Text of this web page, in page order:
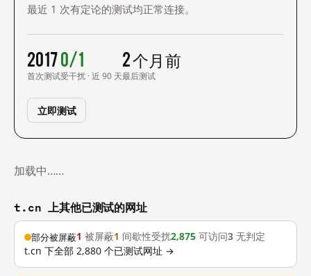
最近 1 次有定论的测试均正常连接。
2017
首次测试
0/1
受干扰 · 近 90 天
2 个月前
最后测试
立即测试
加载中……
t.cn 上其他已测试的网址
部分被屏蔽1 被屏蔽1 间歇性受扰2,875 可访问3 无判定
t.cn 下全部 2,880 个已测试网址 →